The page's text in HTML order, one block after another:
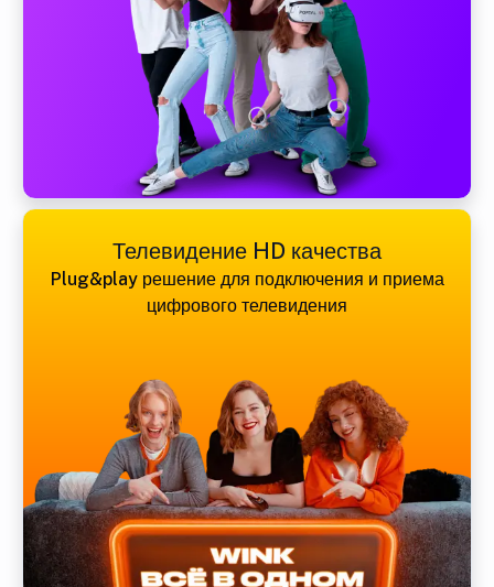
Телевидение HD качества
Plug&play решение для подключения и приема
цифрового телевидения